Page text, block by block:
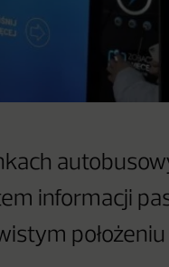
informacji